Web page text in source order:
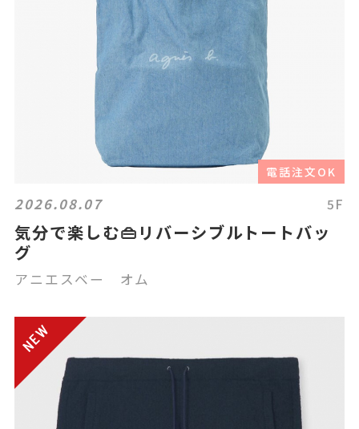
電話注文OK
2026.08.07 5F
気分で楽しむ👜リバーシブルトートバッ
グ
アニエスベー オム